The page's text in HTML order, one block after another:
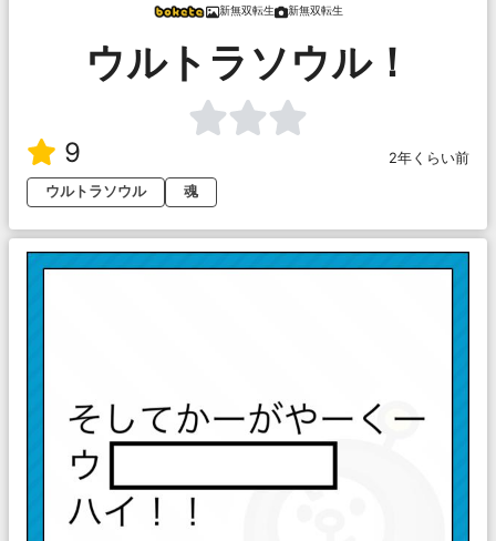
新無双転生 新無双転生
ウルトラソウル！
9
2年くらい前
ウルトラソウル
魂